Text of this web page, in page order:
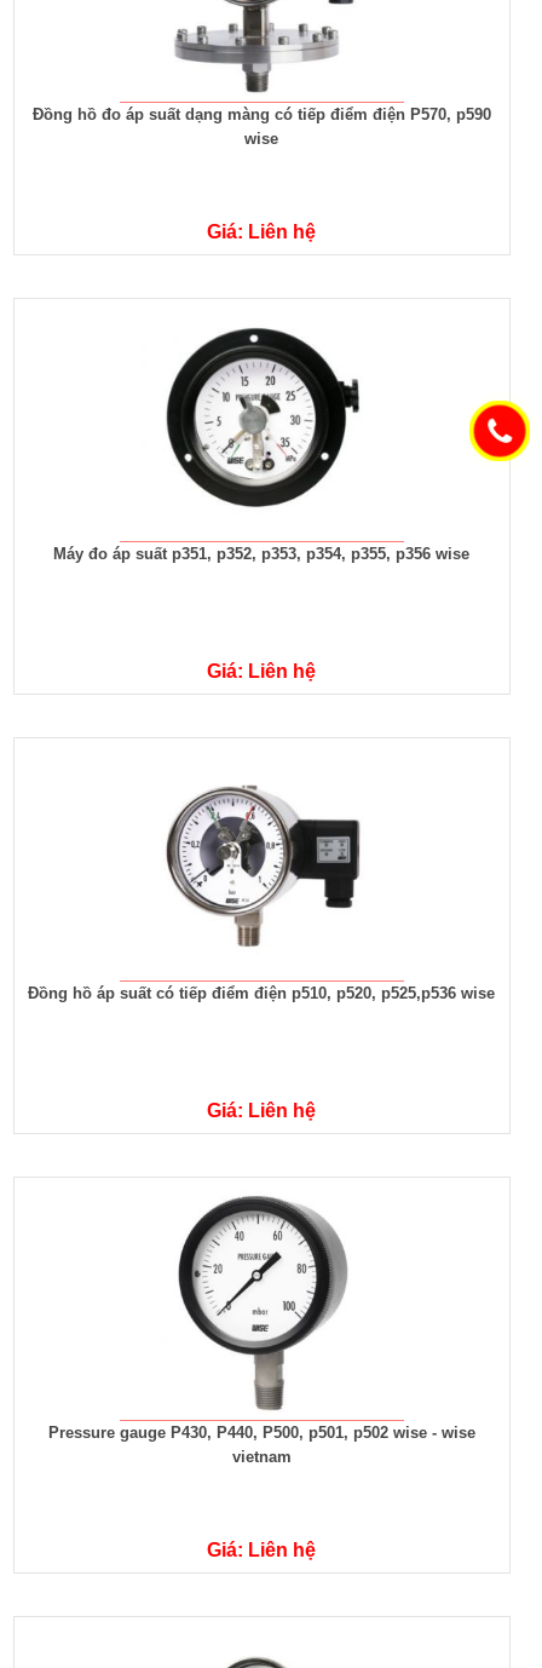
Đồng hồ đo áp suất dạng màng có tiếp điểm điện P570, p590
wise
Giá: Liên hệ
Máy đo áp suất p351, p352, p353, p354, p355, p356 wise
Giá: Liên hệ
Đồng hồ áp suất có tiếp điểm điện p510, p520, p525,p536 wise
Giá: Liên hệ
Pressure gauge P430, P440, P500, p501, p502 wise - wise
vietnam
Giá: Liên hệ